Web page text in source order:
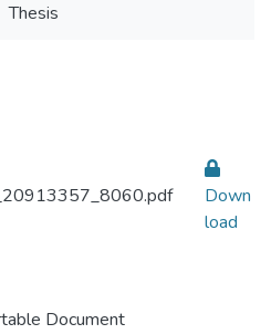
Thesis
Document
Down
load